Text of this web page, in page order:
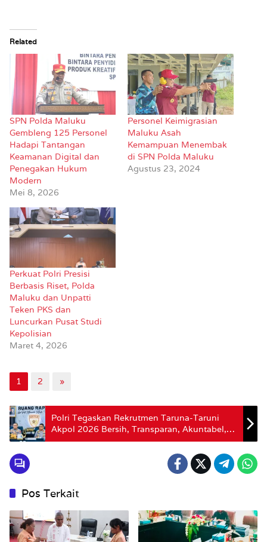
Related
SPN Polda Maluku
Gembleng 125 Personel
Hadapi Tantangan
Keamanan Digital dan
Penegakan Hukum
Modern
Mei 8, 2026
Personel Keimigrasian
Maluku Asah
Kemampuan Menembak
di SPN Polda Maluku
Agustus 23, 2024
Perkuat Polri Presisi
Berbasis Riset, Polda
Maluku dan Unpatti
Teken PKS dan
Luncurkan Pusat Studi
Kepolisian
Maret 4, 2026
1 2 »
Polri Tegaskan Rekrutmen Taruna-Taruni
Akpol 2026 Bersih, Transparan, Akuntabel,
dan Humanis
Pos Terkait